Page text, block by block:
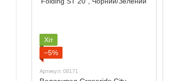
Хіт
−5%
Артикул: 08171